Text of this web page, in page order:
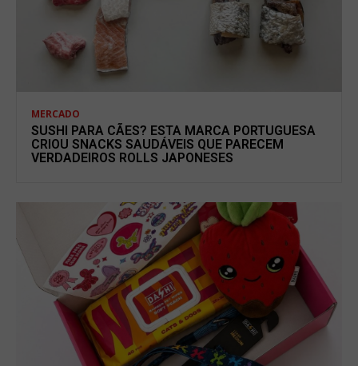
MERCADO
SUSHI PARA CÃES? ESTA MARCA PORTUGUESA
CRIOU SNACKS SAUDÁVEIS QUE PARECEM
VERDADEIROS ROLLS JAPONESES